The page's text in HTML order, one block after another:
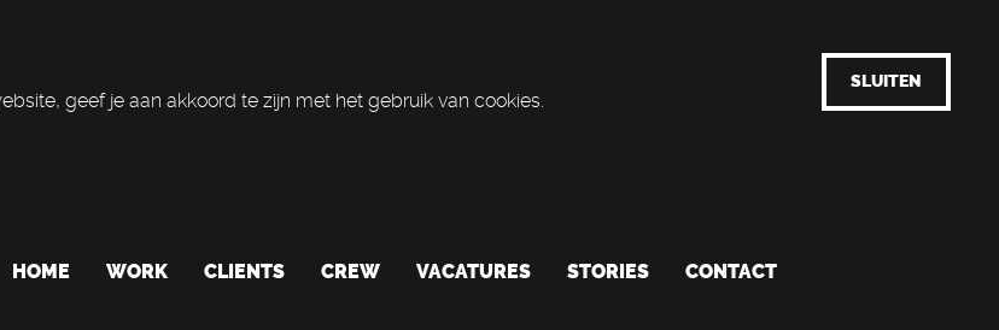
geef je aan akkoord te zijn met het gebruik van cookies.
SLUITEN
HOME WORK CLIENTS CREW VACATURES STORIES CONTACT